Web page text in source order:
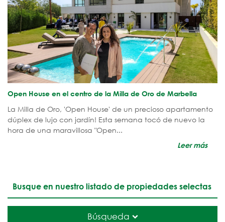
Open House en el centro de la Milla de Oro de Marbella
La Milla de Oro, 'Open House' de un precioso apartamento
dúplex de lujo con jardín! Esta semana tocó de nuevo la
hora de una maravillosa "Open...
Leer más
Busque en nuestro listado de propiedades selectas
Búsqueda